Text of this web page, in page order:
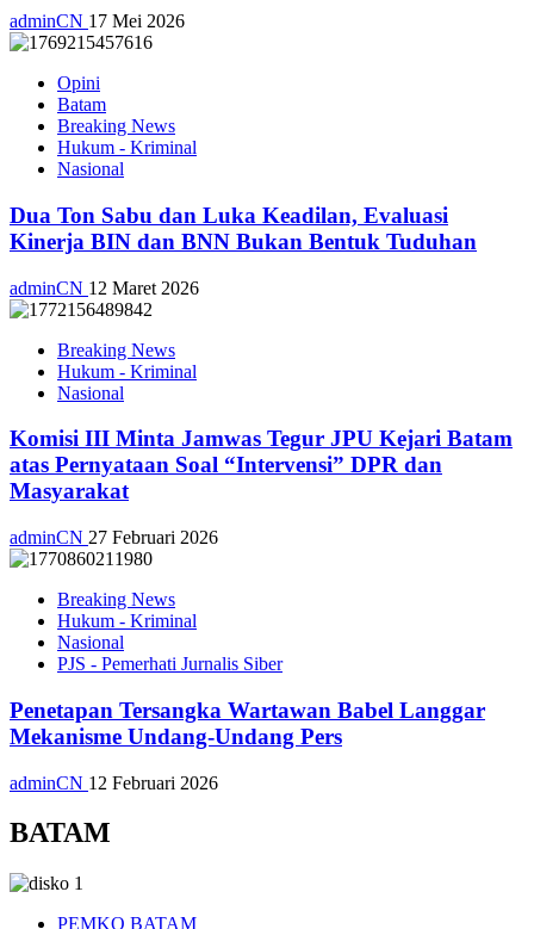
adminCN 17 Mei 2026
Opini
Batam
Breaking News
Hukum - Kriminal
Nasional
Dua Ton Sabu dan Luka Keadilan, Evaluasi
Kinerja BIN dan BNN Bukan Bentuk Tuduhan
adminCN 12 Maret 2026
Breaking News
Hukum - Kriminal
Nasional
Komisi III Minta Jamwas Tegur JPU Kejari Batam
atas Pernyataan Soal “Intervensi” DPR dan
Masyarakat
adminCN 27 Februari 2026
Breaking News
Hukum - Kriminal
Nasional
PJS - Pemerhati Jurnalis Siber
Penetapan Tersangka Wartawan Babel Langgar
Mekanisme Undang-Undang Pers
adminCN 12 Februari 2026
BATAM
PEMKO BATAM